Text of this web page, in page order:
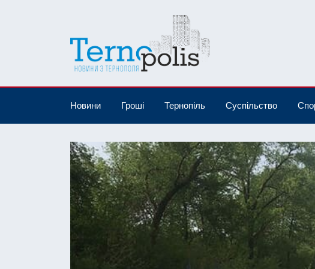
Новини Гроші Тернопіль Суспільство